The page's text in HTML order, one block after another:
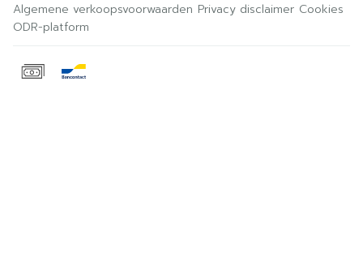
Algemene verkoopsvoorwaarden Privacy disclaimer Cookies
ODR-platform